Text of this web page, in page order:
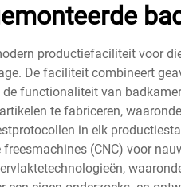
productiefaciliteit voor
De faciliteit combineert
functionaliteit van
te fabriceren,
in elk
(CNC) voor